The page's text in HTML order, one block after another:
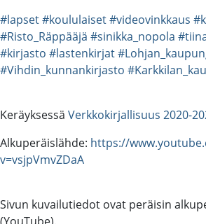
#lapset#koululaiset#videovinkkaus
#Risto_Räppääjä #sinikka_nopola
#kirjasto #lastenkirjat
#Vihdin_kunnankirjasto
Keräyksessä Verkkokirjallisuus 2020-
Alkuperäislähde: https://
v=vsjpVmvZDaA
Sivun kuvailutiedot ovat peräisin